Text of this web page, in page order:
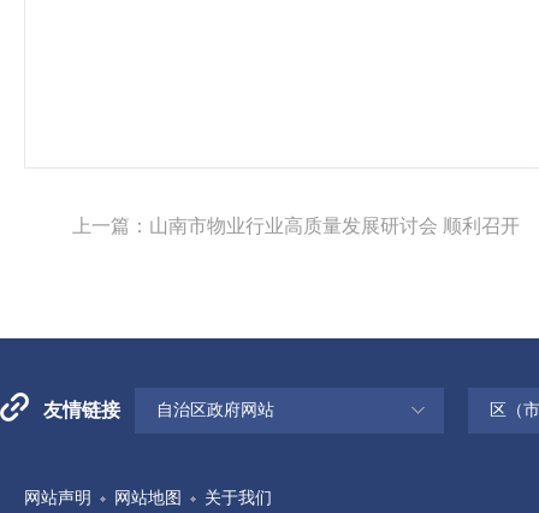
上一篇： 山南市物业行业高质量发展研讨会 顺利召开
友情链接 自治区政府网站 区（
网站声明 网站地图 关于我们